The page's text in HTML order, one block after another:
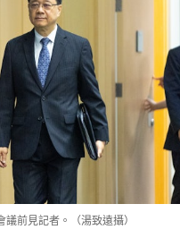
前見記者。（湯致遠攝）